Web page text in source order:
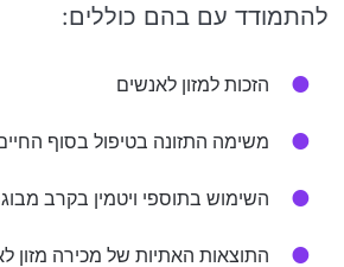
להתמודד עם בהם כוללים:
הזכות למזון לאנשים
משימה התזונה בטיפול בסוף
השימוש בתוספי ויטמין בקרב
התוצאות האתיות של מכירה מזון